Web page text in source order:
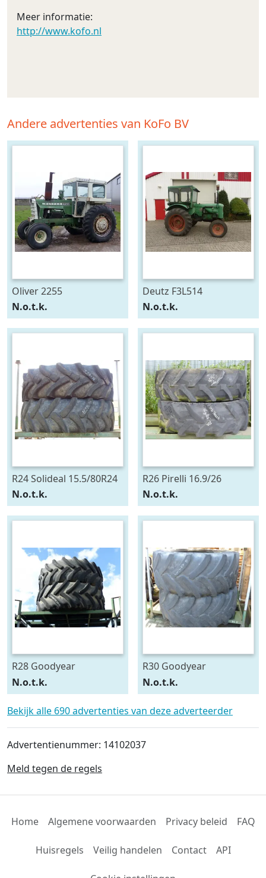
Meer informatie:
http://www.kofo.nl
Andere advertenties van KoFo BV
Oliver 2255
N.o.t.k.
Deutz F3L514
N.o.t.k.
R24 Solideal 15.5/80R24
N.o.t.k.
R26 Pirelli 16.9/26
N.o.t.k.
R28 Goodyear
540/75R28
N.o.t.k.
R30 Goodyear
600/70R30
N.o.t.k.
Bekijk alle 690 advertenties van deze adverteerder
Advertentienummer: 14102037
Meld tegen de regels
Home Algemene voorwaarden Privacy beleid FAQ
Huisregels Veilig handelen Contact API